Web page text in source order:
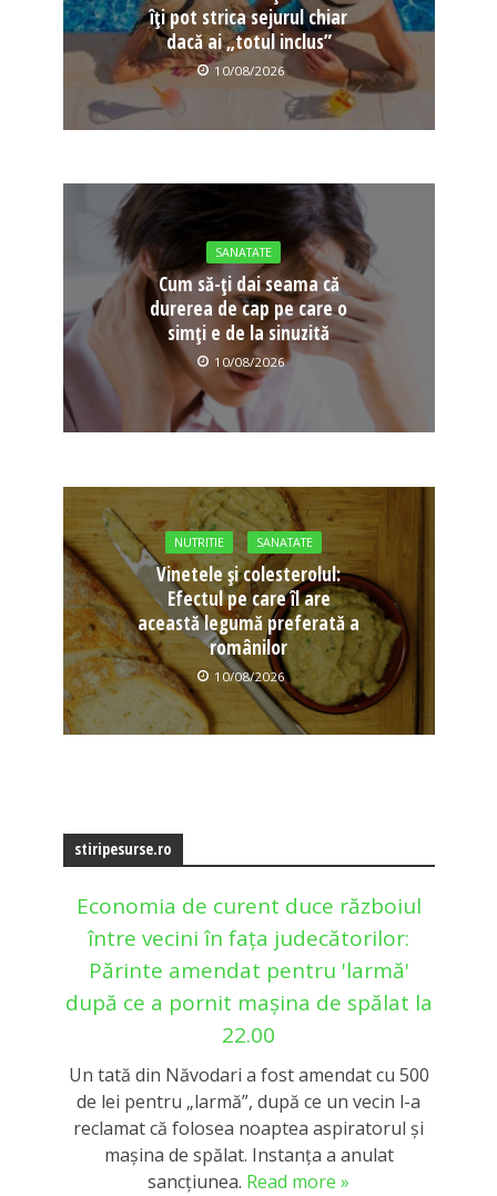
îți pot strica sejurul chiar
dacă ai „totul inclus”
10/08/2026
SANATATE
Cum să-ți dai seama că
durerea de cap pe care o
simți e de la sinuzită
10/08/2026
NUTRITIE SANATATE
Vinetele și colesterolul:
Efectul pe care îl are
această legumă preferată a
românilor
10/08/2026
stiripesurse.ro
Economia de curent duce războiul
între vecini în fața judecătorilor:
Părinte amendat pentru 'larmă'
după ce a pornit mașina de spălat la
22.00
Un tată din Năvodari a fost amendat cu 500
de lei pentru „larmă”, după ce un vecin l-a
reclamat că folosea noaptea aspiratorul și
mașina de spălat. Instanța a anulat
sancțiunea. Read more »